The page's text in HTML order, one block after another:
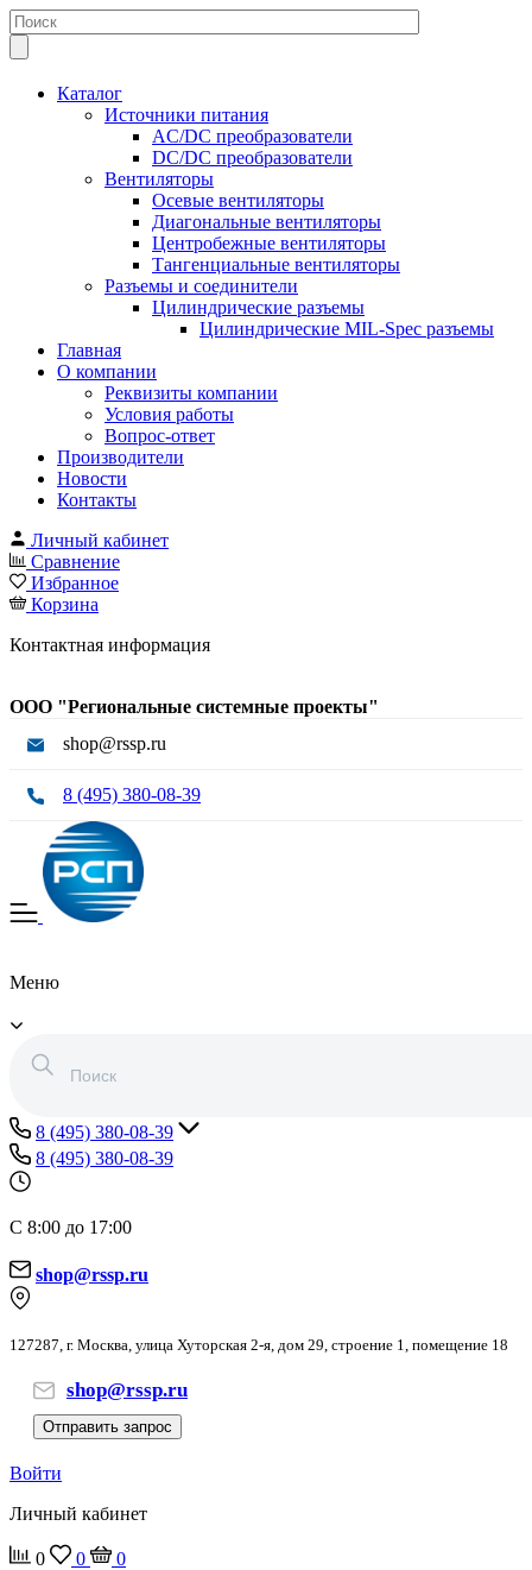
Каталог
Источники питания
AC/DC преобразователи
DC/DC преобразователи
Вентиляторы
Осевые вентиляторы
Диагональные вентиляторы
Центробежные вентиляторы
Тангенциальные вентиляторы
Разъемы и соединители
Цилиндрические разъемы
Цилиндрические MIL-Spec разъемы
Главная
О компании
Реквизиты компании
Условия работы
Вопрос-ответ
Производители
Новости
Контакты
Личный кабинет
Сравнение
Избранное
Корзина
Контактная информация
ООО "Региональные системные проекты"
shop@rssp.ru
8 (495) 380-08-39
Меню
8 (495) 380-08-39
8 (495) 380-08-39
С 8:00 до 17:00
shop@rssp.ru
127287, г. Москва, улица Хуторская 2-я, дом 29, строение 1, помещение 18
shop@rssp.ru
Отправить запрос
Войти
Личный кабинет
0 0
0